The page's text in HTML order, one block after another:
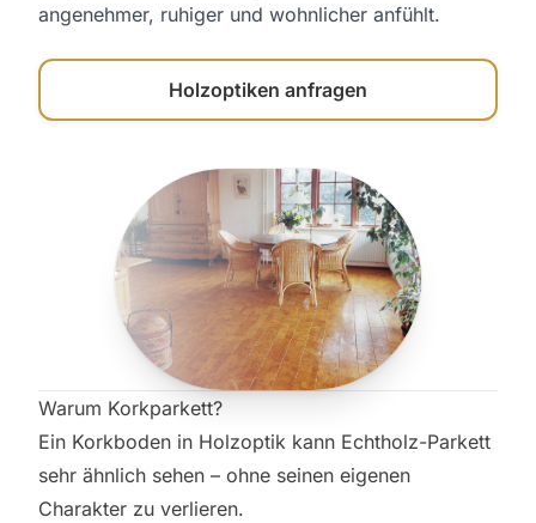
angenehmer, ruhiger und wohnlicher anfühlt.
Holzoptiken anfragen
Warum Korkparkett?
Ein Korkboden in Holzoptik kann Echtholz-Parkett
sehr ähnlich sehen – ohne seinen eigenen
Charakter zu verlieren.